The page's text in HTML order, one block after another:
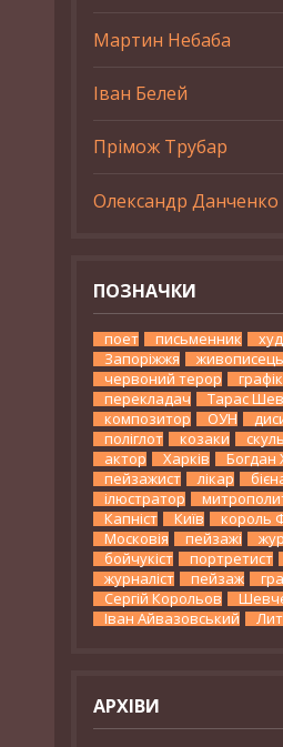
Мартин Небаба
Іван Белей
Прімож Трубар
Олександр Данченко
ПОЗНАЧКИ
поет письменник
Запоріжжя
живописець
червоний терор
графік
перекладач
Тарас
композитор
ОУН
поліглот
козаки
актор
Харків
Богдан
пейзажист
лікар
ілюстратор
Капніст
Київ
король
Московія
пейзажі
бойчукіст
портретист
журналіст
пейзаж
Сергій Корольов
Іван Айвазовський
АРХІВИ